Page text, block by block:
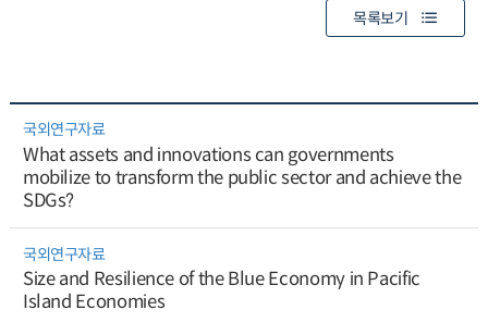
목록보기
국외연구자료
What assets and innovations can governments
mobilize to transform the public sector and achieve the
SDGs?
국외연구자료
Size and Resilience of the Blue Economy in Pacific
Island Economies